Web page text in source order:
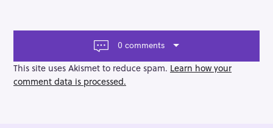
a
g
a
t
0 comments
This site uses Akismet to reduce spam. Learn how your
comment data is processed.